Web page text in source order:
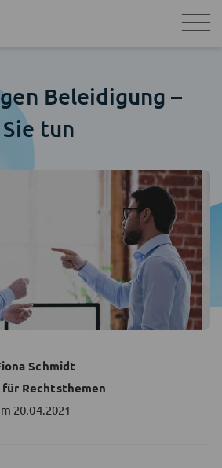
Beleidigung –
tun
Schmidt
Rechtsthemen
20.04.2021